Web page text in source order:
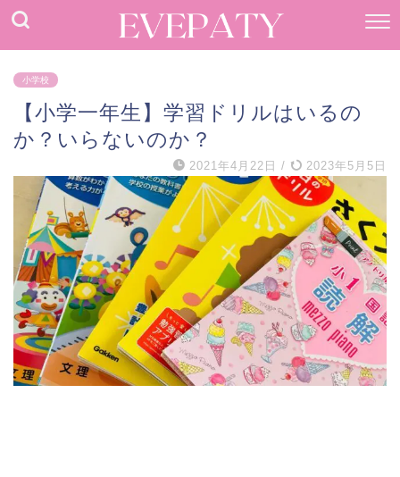
小学校
【小学一年生】学習ドリルはいるの
か？いらないのか？
2021年4月22日 / 2023年5月5日